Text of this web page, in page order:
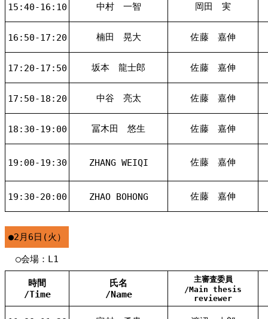
15:40-16:10 中村 一智 岡田 実
16:50-17:20 楠田 晃大 佐藤 嘉伸
17:20-17:50 坂本 龍士郎 佐藤 嘉伸
17:50-18:20 中谷 亮太 佐藤 嘉伸
18:30-19:00 冨木田 悠生 佐藤 嘉伸
19:00-19:30 ZHANG WEIQI 佐藤 嘉伸
19:30-20:00 ZHAO BOHONG 佐藤 嘉伸
●2月6日(火）
○会場：L1
時間
/Time
氏名
/Name
主審査委員
/Main thesis
reviewer